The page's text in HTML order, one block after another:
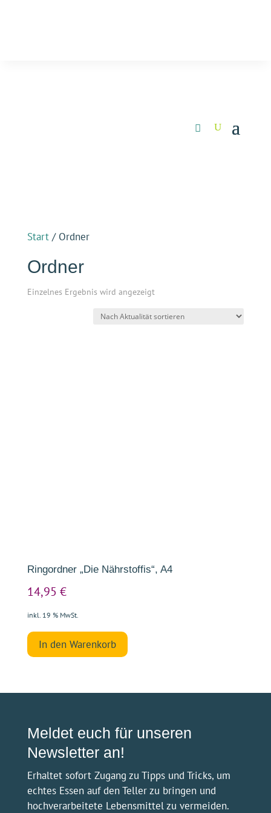
Start/ Ordner
Ordner
Einzelnes Ergebnis wird angezeigt
Ringordner „Die Nährstoffis“, A4
14,95 €
inkl. 19 % MwSt.
In den Warenkorb
Meldet euch für unseren
Newsletter an!
Erhaltet sofort Zugang zu Tipps und Tricks, um
echtes Essen auf den Teller zu bringen und
hochverarbeitete Lebensmittel zu vermeiden.